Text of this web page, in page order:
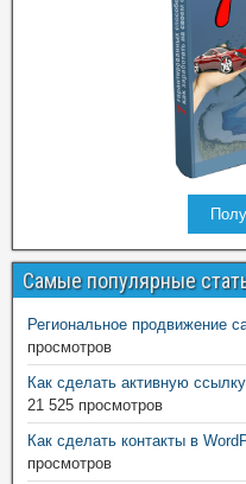
Самые популярные
Региональное продвижение
просмотров
Как сделать активную
21 525 просмотров
Как сделать контакты в
просмотров